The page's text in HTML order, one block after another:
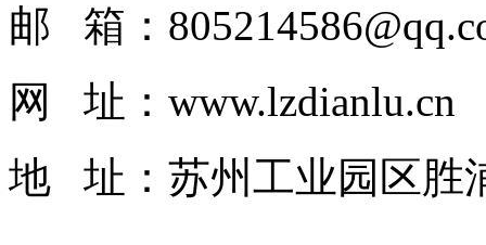
邮 箱：
网 址：www.lzdianlu.cn
地 址： 苏州工业园区胜